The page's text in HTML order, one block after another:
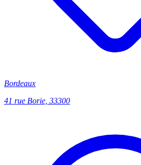
Bordeaux
41 rue Borie, 33300